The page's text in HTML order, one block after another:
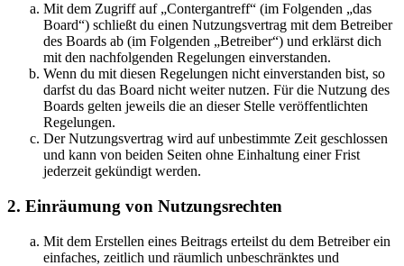
Mit dem Zugriff auf „Contergantreff“ (im Folgenden „das
Board“) schließt du einen Nutzungsvertrag mit dem Betreiber
des Boards ab (im Folgenden „Betreiber“) und erklärst dich
mit den nachfolgenden Regelungen einverstanden.
Wenn du mit diesen Regelungen nicht einverstanden bist, so
darfst du das Board nicht weiter nutzen. Für die Nutzung des
Boards gelten jeweils die an dieser Stelle veröffentlichten
Regelungen.
Der Nutzungsvertrag wird auf unbestimmte Zeit geschlossen
und kann von beiden Seiten ohne Einhaltung einer Frist
jederzeit gekündigt werden.
2. Einräumung von Nutzungsrechten
Mit dem Erstellen eines Beitrags erteilst du dem Betreiber ein
einfaches, zeitlich und räumlich unbeschränktes und